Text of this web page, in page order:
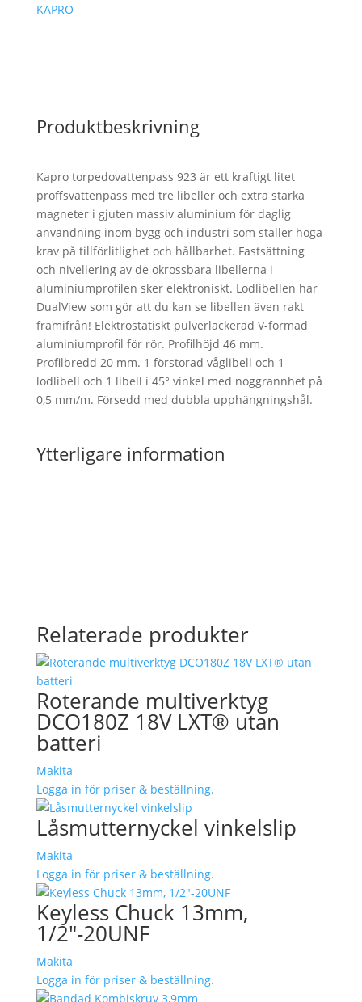
KAPRO
Produktbeskrivning
Kapro torpedovattenpass 923 är ett kraftigt litet
proffsvattenpass med tre libeller och extra starka
magneter i gjuten massiv aluminium för daglig
användning inom bygg och industri som ställer höga
krav på tillförlitlighet och hållbarhet. Fastsättning
och nivellering av de okrossbara libellerna i
aluminiumprofilen sker elektroniskt. Lodlibellen har
DualView som gör att du kan se libellen även rakt
framifrån! Elektrostatiskt pulverlackerad V-formad
aluminiumprofil för rör. Profilhöjd 46 mm.
Profilbredd 20 mm. 1 förstorad våglibell och 1
lodlibell och 1 libell i 45° vinkel med noggrannhet på
0,5 mm/m. Försedd med dubbla upphängningshål.
Ytterligare information
Relaterade produkter
Roterande multiverktyg
DCO180Z 18V LXT® utan
batteri
Makita
Logga in för priser & beställning.
Låsmutternyckel vinkelslip
Makita
Logga in för priser & beställning.
Keyless Chuck 13mm,
1/2″-20UNF
Makita
Logga in för priser & beställning.